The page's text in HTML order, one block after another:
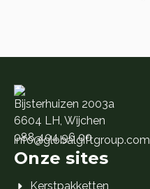
Bijsterhuizen 2003a
6604 LH, Wijchen
088 404 96 00
info@globalgiftgroup.com
Onze sites
Kerstpakketten